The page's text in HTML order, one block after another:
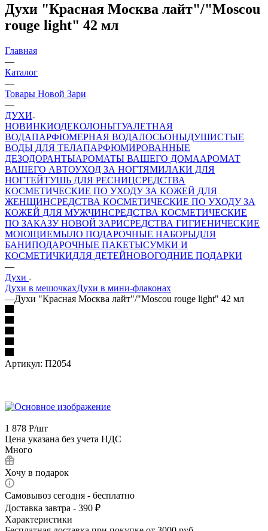
Духи "Красная Москва лайт"/"Moscou
rouge light" 42 мл
Главная
—
Каталог
—
Товары Новой Зари
—
ДУХИ
НОВИНКИОДЕКОЛОНЫТУАЛЕТНАЯ
ВОДАПАРФЮМЕРНАЯ ВОДАЛОСЬОНЫДУШИСТЫЕ
ВОДЫ ДЛЯ ТЕЛАПАРФЮМИРОВАННЫЕ
ДЕЗОДОРАНТЫАРОМАТЫ ВАШЕГО ДОМААРОМАТ
ВАШЕГО АВТОУХОД ЗА НОГТЯМИЛАКИ ДЛЯ
НОГТЕЙТУШЬ ДЛЯ РЕСНИЦСРЕДСТВА
КОСМЕТИЧЕСКИЕ ПО УХОДУ ЗА КОЖЕЙ ДЛЯ
ЖЕНЩИНСРЕДСТВА КОСМЕТИЧЕСКИЕ ПО УХОДУ ЗА
КОЖЕЙ ДЛЯ МУЖЧИНСРЕДСТВА КОСМЕТИЧЕСКИЕ
ПО ЗАКАЗУ НОВОЙ ЗАРИСРЕДСТВА ГИГИЕНИЧЕСКИЕ
МОЮЩИЕМЫЛО ПОДАРОЧНЫЕ НАБОРЫДЛЯ
БАНИПОДАРОЧНЫЕ ПАКЕТЫСУМКИ И
КОСМЕТИЧКИДЛЯ ДЕТЕЙНОВОГОДНИЕ ПОДАРКИ
—
Духи
Духи в мешочкахДухи в мини-флаконах
—Духи "Красная Москва лайт"/"Moscou rouge light" 42 мл
Артикул: П2054
1 878 Р/шт
Цена указана без учета НДС
Много
Хочу в подарок
Самовывоз сегодня - бесплатно
Доставка завтра - 390 ₽
Характеристики